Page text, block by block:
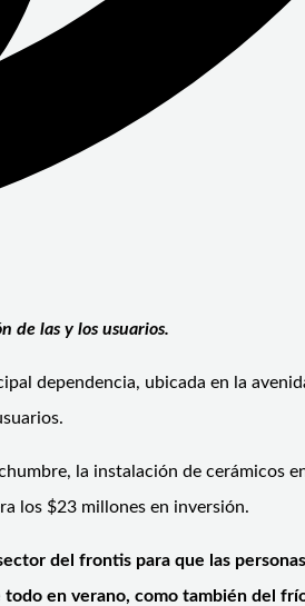
de las y los usuarios.
dependencia, ubicada en la
la instalación de cerámicos
los $23 millones en inversión.
del frontis para que las
en verano, como también del